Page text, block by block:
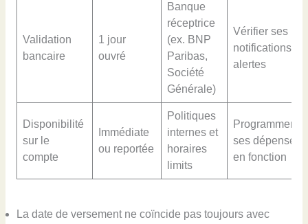
Validation
bancaire
1 jour
ouvré
Banque
réceptrice
(ex. BNP
Paribas,
Société
Générale)
Vérifier ses
notifications et
alertes
Disponibilité
sur le
compte
Immédiate
ou reportée
Politiques
internes et
horaires
limits
Programmer
ses dépenses
en fonction
La date de versement ne coïncide pas toujours avec